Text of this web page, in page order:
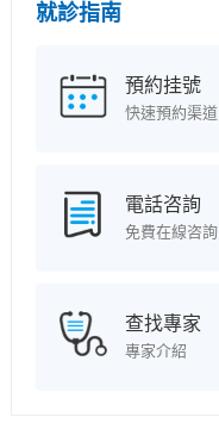
就診指南
預約挂號
快速預約渠道
電話咨詢
免費在線咨詢
查找專家
專家介紹